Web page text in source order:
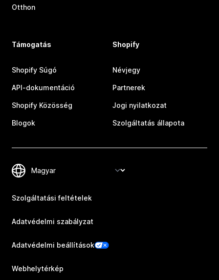
Otthon
Támogatás
Shopify Súgó
API-dokumentáció
Shopify Közösség
Blogok
Shopify
Névjegy
Partnerek
Jogi nyilatkozat
Szolgáltatás állapota
Szolgáltatási feltételek
Adatvédelmi szabályzat
Adatvédelmi beállítások
Webhelytérkép